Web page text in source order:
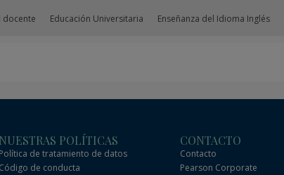
Educación Universitaria Enseñanza del Idioma Inglés
NUESTRAS POLÍTICAS
Política de tratamiento de datos
Código de conducta
CONTACTO
Contacto
Pearson Corporate